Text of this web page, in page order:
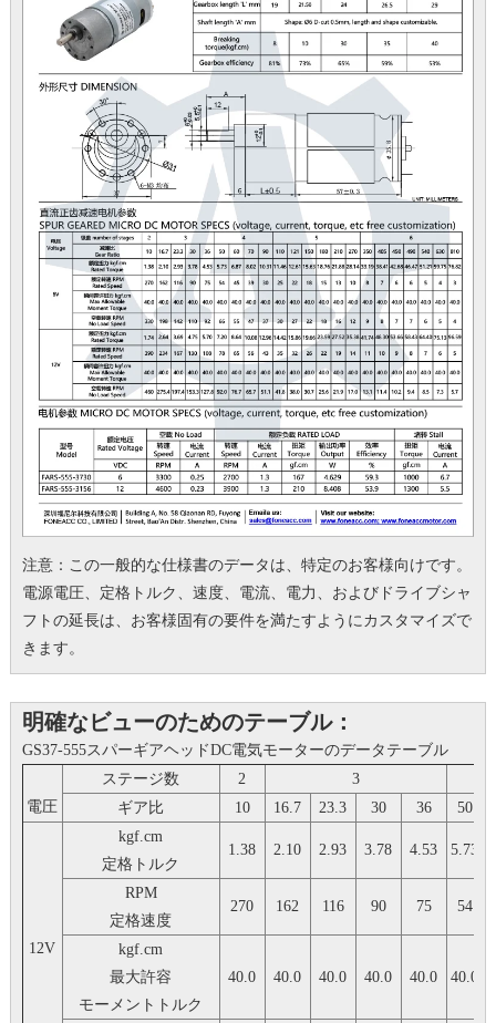
注意：この一般的な仕様書のデータは、特定のお客様向けです。
電源電圧、定格トルク、速度、電流、電力、およびドライブシャ
フトの延長は、お客様固有の要件を満たすようにカスタマイズで
きます。
明確なビューのためのテーブル：
GS37-555スパーギアヘッドDC電気モーターのデータテーブル
電圧
ステージ数 2
3
ギア比
10 16.7 23.3 30 36 50
12V
kgf.cm
定格トルク
1.38 2.10 2.93 3.78 4.53 5.73
RPM
定格速度
270 162 116 90 75 54
kgf.cm
最大許容
モーメントトルク
40.0 40.0 40.0 40.0 40.0 40.0